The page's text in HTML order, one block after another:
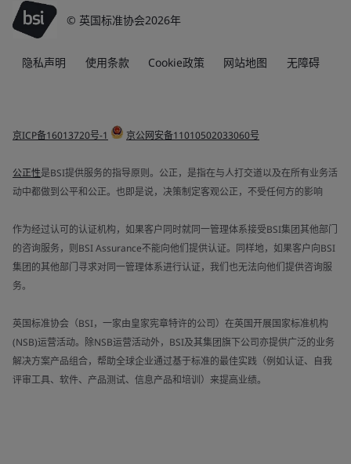
© 英国标准协会2026年
隐私声明 使用条款 Cookie政策 网站地图 无障碍
京ICP备16013720号-1 京公网安备11010502033060号
公正性是BSI提供服务的指导原则。公正，是指在与人打交道以及在所有业务活
动中都做到公平和公正。也即是说，决策制定客观公正，不受任何方的影响
作为经过认可的认证机构，如果客户同时就同一管理体系接受BSI集团其他部门
的咨询服务，则BSI Assurance不能向他们提供认证。同样地，如果客户向BSI
集团的其他部门寻求对同一管理体系进行认证，我们也无法向他们提供咨询服
务。
英国标准协会（BSI，一家由皇家宪章特许的公司）在英国开展国家标准机构
(NSB)运营活动。除NSB运营活动外，BSI及其集团旗下公司亦提供广泛的业务
解决方案产品组合，帮助全球企业通过基于标准的最佳实践（例如认证、自我
评审工具、软件、产品测试、信息产品和培训）来提高业绩。